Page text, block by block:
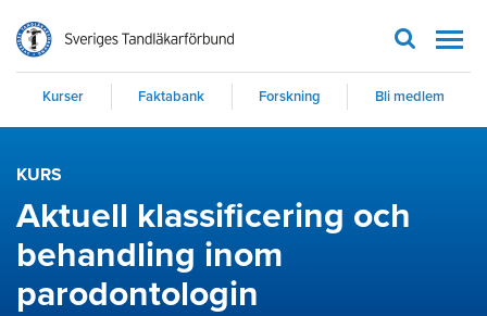
Kurser Faktabank Forskning Bli medlem
KURS
Aktuell klassificering och
behandling inom
parodontologin